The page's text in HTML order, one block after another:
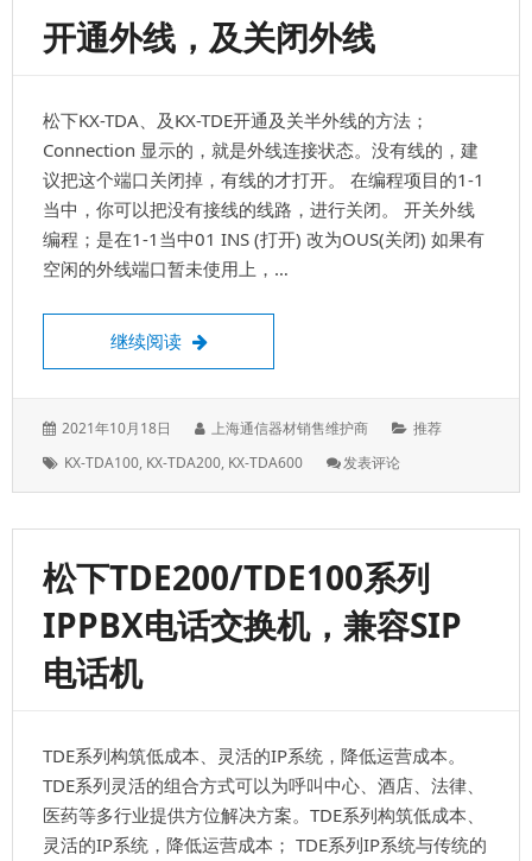
机
编
数
字
话
机
编
程
表
开通外线，及关闭外线
松下KX-TDA、及KX-TDE开通及关半外线的方法；
Connection 显示的，就是外线连接状态。没有线的，建
议把这个端口关闭掉，有线的才打开。 在编程项目的1-1
当中，你可以把没有接线的线路，进行关闭。 开关外线
编程；是在1-1当中01 INS (打开) 改为OUS(关闭) 如果有
空闲的外线端口暂未使用上，…
继续阅读 开通外线，及关闭外线
发
于：
2021年10月18日
作
上海通信器材销售维护商
分
推荐
标
KX-TDA100, KX-TDA200, KX-TDA600 发表评论: 开
线，
关
闭
外
线
松下TDE200/TDE100系列
IPPBX电话交换机，兼容SIP
电话机
TDE系列构筑低成本、灵活的IP系统，降低运营成本。
TDE系列灵活的组合方式可以为呼叫中心、酒店、法律、
医药等多行业提供方位解决方案。TDE系列构筑低成本、
灵活的IP系统，降低运营成本； TDE系列IP系统与传统的